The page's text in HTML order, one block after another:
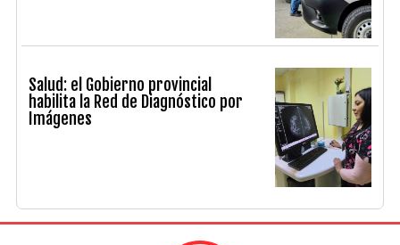
Salud: el Gobierno provincial
habilita la Red de Diagnóstico por
Imágenes